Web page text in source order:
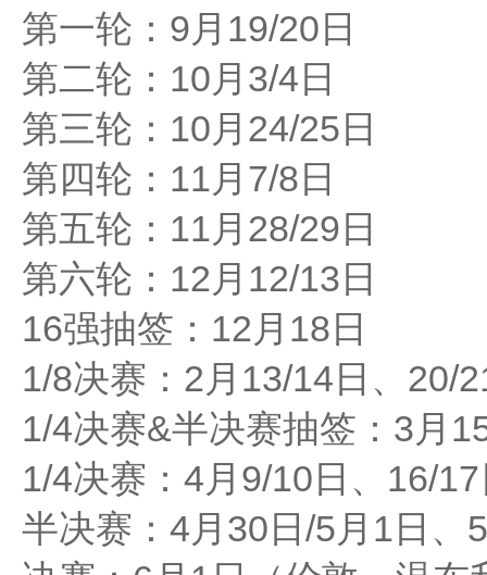
第一轮：9月19/20日
第二轮：10月3/4日
第三轮：10月24/25日
第四轮：11月7/8日
第五轮：11月28/29日
第六轮：12月12/13日
16强抽签：12月18日
1/8决赛：2月13/14日、20/
1/4决赛&半决赛抽签：3月
1/4决赛：4月9/10日、16/
半决赛：4月30日/5月1日、